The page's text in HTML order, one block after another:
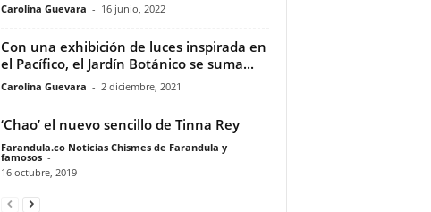
Carolina Guevara - 16 junio, 2022
Con una exhibición de luces inspirada en
el Pacífico, el Jardín Botánico se suma...
Carolina Guevara - 2 diciembre, 2021
‘Chao’ el nuevo sencillo de Tinna Rey
Farandula.co Noticias Chismes de Farandula y
famosos -
16 octubre, 2019